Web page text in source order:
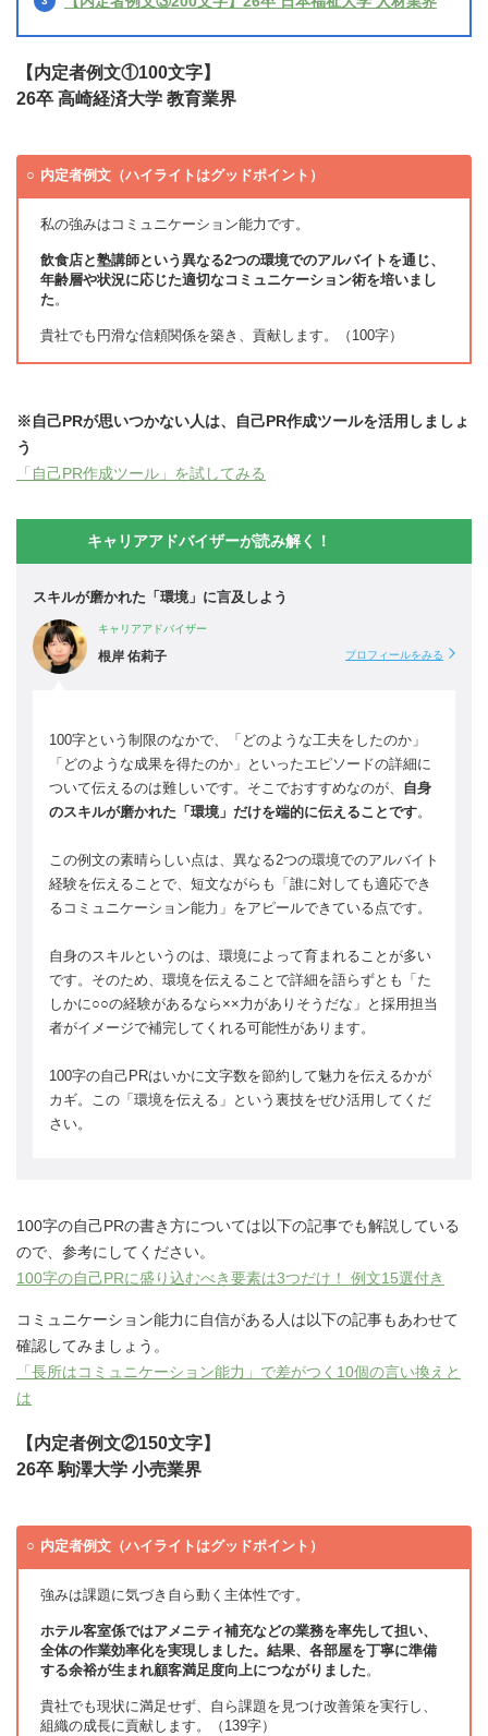
【内定者例文①100文字】
26卒 高崎経済大学 教育業界
内定者例文（ハイライトはグッドポイント）
私の強みはコミュニケーション能力です。
飲食店と塾講師という異なる2つの環境でのアルバイトを通じ、
年齢層や状況に応じた適切なコミュニケーション術を培いまし
た。
貴社でも円滑な信頼関係を築き、貢献します。（100字）
※自己PRが思いつかない人は、自己PR作成ツールを活用しましょ
う
「自己PR作成ツール」を試してみる
キャリアアドバイザーが読み解く！
スキルが磨かれた「環境」に言及しよう
キャリアアドバイザー
根岸 佑莉子 プロフィールをみる
100字という制限のなかで、「どのような工夫をしたのか」
「どのような成果を得たのか」といったエピソードの詳細に
ついて伝えるのは難しいです。そこでおすすめなのが、 自身
のスキルが磨かれた「環境」だけを端的に伝えることです。
この例文の素晴らしい点は、異なる2つの環境でのアルバイト
経験を伝えることで、短文ながらも「誰に対しても適応でき
るコミュニケーション能力」をアピールできている点です。
自身のスキルというのは、環境によって育まれることが多い
です。そのため、環境を伝えることで詳細を語らずとも「た
しかに○○の経験があるなら××力がありそうだな」と採用担当
者がイメージで補完してくれる可能性があります。
100字の自己PRはいかに文字数を節約して魅力を伝えるかが
カギ。この「環境を伝える」という裏技をぜひ活用してくだ
さい。
100字の自己PRの書き方については以下の記事でも解説している
ので、参考にしてください。
100字の自己PRに盛り込むべき要素は3つだけ！ 例文15選付き
コミュニケーション能力に自信がある人は以下の記事もあわせて
確認してみましょう。
「長所はコミュニケーション能力」で差がつく10個の言い換えと
は
【内定者例文②150文字】
26卒 駒澤大学 小売業界
内定者例文（ハイライトはグッドポイント）
強みは課題に気づき自ら動く主体性です。
ホテル客室係ではアメニティ補充などの業務を率先して担い、
全体の作業効率化を実現しました。結果、各部屋を丁寧に準備
する余裕が生まれ顧客満足度向上につながりました。
貴社でも現状に満足せず、自ら課題を見つけ改善策を実行し、
組織の成長に貢献します。（139字）